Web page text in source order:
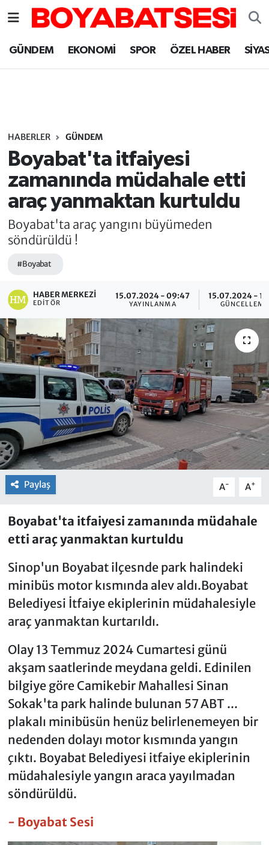
GÜNDEM EKONOMİ SPOR ÖZEL HABER
HABERLER GÜNDEM
Boyabat'ta itfaiyesi
zamanında müdahale etti
araç yanmaktan kurtuldu
Boyabat'ta araç yangını büyümeden
söndürüldü !
#Boyabat
HABER MERKEZI
EDITÖR
15.07.2024 - 09:47
YAYINLANMA
15.07.2024 -
GÜNCELLEME
Paylaş A- A+
Boyabat'ta itfaiyesi zamanında müdahale
etti araç yanmaktan kurtuldu
Sinop'un Boyabat ilçesnde park halindeki
minibüs motor kısmında alev aldı.Boyabat
Belediyesi İtfaiye ekiplerinin müdahalesiyle
araç yanmaktan kurtarıldı.
Olay 13 Temmuz 2024 Cumartesi günü
akşam saatlerinde meydana geldi. Edinilen
bilgiye göre Camikebir Mahallesi Sinan
Sokak'ta park halinde bulunan 57 ABT ...
plakalı minibüsün henüz belirlenemeyen bir
nedenden dolayı motor kısmında yangın
çıktı. Boyabat Belediyesi itfaiye ekiplerinin
müdahalesiyle yangın araca yayılmadan
söndürüldü.
- Boyabat Sesi
Sinop Nöbetçi Eczaneler
Sinop Trafik Yoğunluk Haritası
Süper Lig Puan Durumu ve Fikstür
Tüm Manşetler
Son Dakika Haberleri
Haber Arşivi